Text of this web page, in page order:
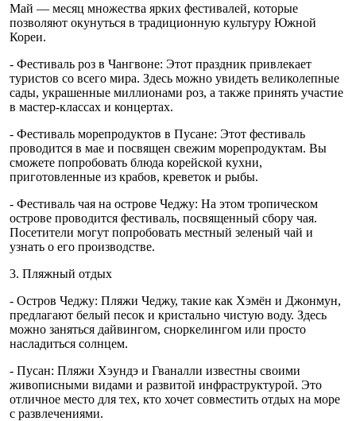
Май — месяц множества ярких фестивалей, которые
позволяют окунуться в традиционную культуру Южной
Кореи.
- Фестиваль роз в Чангвоне: Этот праздник привлекает
туристов со всего мира. Здесь можно увидеть великолепные
сады, украшенные миллионами роз, а также принять участие
в мастер-классах и концертах.
- Фестиваль морепродуктов в Пусане: Этот фестиваль
проводится в мае и посвящен свежим морепродуктам. Вы
сможете попробовать блюда корейской кухни,
приготовленные из крабов, креветок и рыбы.
- Фестиваль чая на острове Чеджу: На этом тропическом
острове проводится фестиваль, посвященный сбору чая.
Посетители могут попробовать местный зеленый чай и
узнать о его производстве.
3. Пляжный отдых
- Остров Чеджу: Пляжи Чеджу, такие как Хэмён и Джонмун,
предлагают белый песок и кристально чистую воду. Здесь
можно заняться дайвингом, сноркелингом или просто
насладиться солнцем.
- Пусан: Пляжи Хэундэ и Гваналли известны своими
живописными видами и развитой инфраструктурой. Это
отличное место для тех, кто хочет совместить отдых на море
с развлечениями.